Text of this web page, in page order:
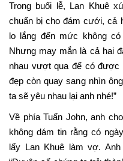
Trong buổi lễ, Lan Khuê
chuẩn bị cho đám cưới, cả
lo lắng đến mức không
Nhưng may mắn là cả hai
nhau vượt qua để có được
đẹp còn quay sang nhìn
ta sẽ yêu nhau lại anh nhé!”
Về phía Tuấn John, anh
không dám tin rằng có
lấy Lan Khuê làm vợ.